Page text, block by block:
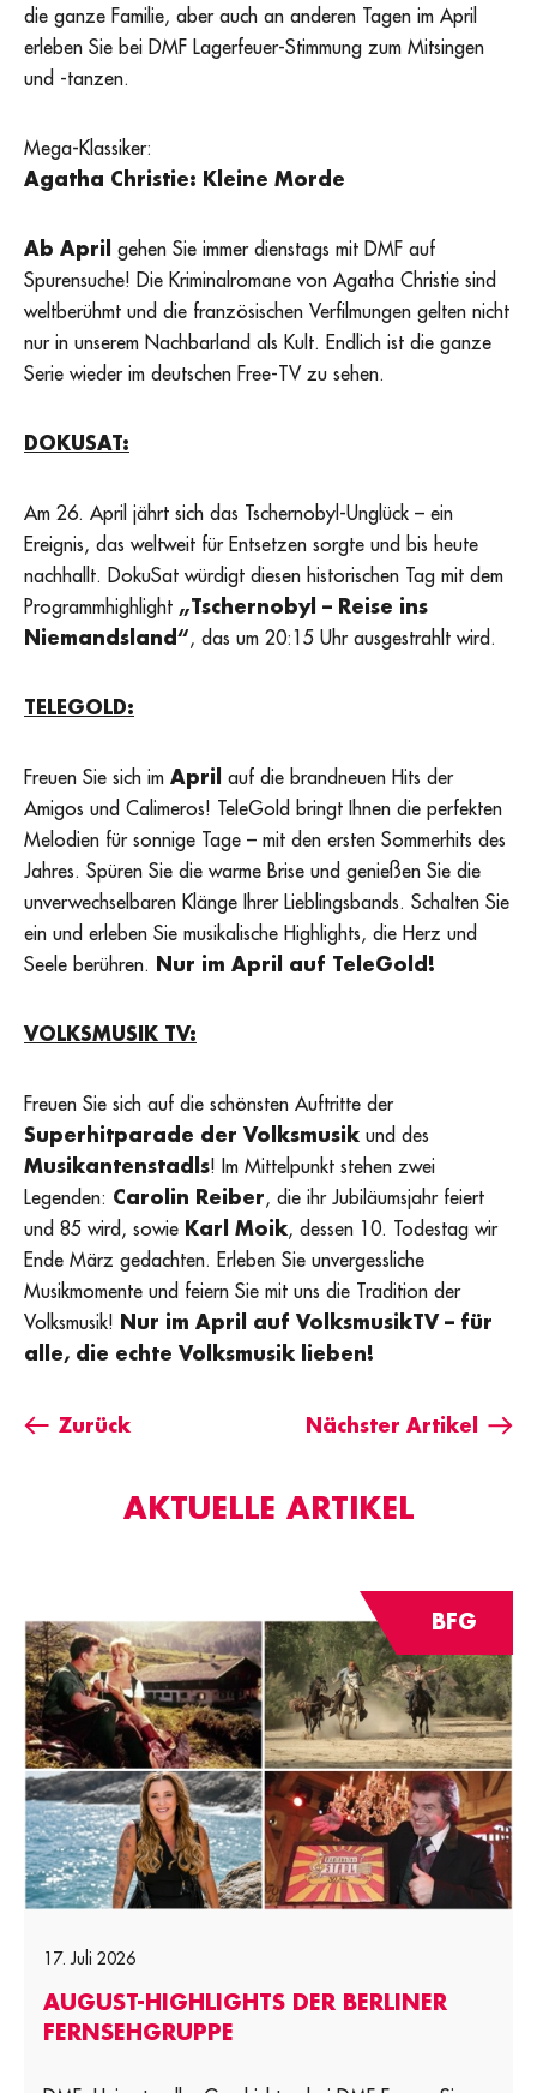
die ganze Familie, aber auch an anderen Tagen im April
erleben Sie bei DMF Lagerfeuer-Stimmung zum Mitsingen
und -tanzen.
Mega-Klassiker:
Agatha Christie: Kleine Morde
Ab April
gehen Sie immer dienstags mit DMF auf
Spurensuche! Die Kriminalromane von Agatha Christie sind
weltberühmt und die französischen Verfilmungen gelten nicht
nur in unserem Nachbarland als Kult. Endlich ist die ganze
Serie wieder im deutschen Free-TV zu sehen.
DOKUSAT:
Am 26. April jährt sich das Tschernobyl-Unglück – ein
Ereignis, das weltweit für Entsetzen sorgte und bis heute
nachhallt. DokuSat würdigt diesen historischen Tag mit dem
Programmhighlight „Tschernobyl – Reise ins
Niemandsland“, das um 20:15 Uhr ausgestrahlt wird.
TELEGOLD:
Freuen Sie sich im April auf die brandneuen Hits der
Amigos und Calimeros! TeleGold bringt Ihnen die perfekten
Melodien für sonnige Tage – mit den ersten Sommerhits des
Jahres. Spüren Sie die warme Brise und genießen Sie die
unverwechselbaren Klänge Ihrer Lieblingsbands. Schalten Sie
ein und erleben Sie musikalische Highlights, die Herz und
Seele berühren.
Nur im April auf TeleGold!
VOLKSMUSIK TV:
Freuen Sie sich auf die schönsten Auftritte der
Superhitparade der Volksmusik und des
Musikantenstadls! Im Mittelpunkt stehen zwei
Legenden: Carolin Reiber, die ihr Jubiläumsjahr feiert
und 85 wird, sowie Karl Moik, dessen 10. Todestag wir
Ende März gedachten. Erleben Sie unvergessliche
Musikmomente und feiern Sie mit uns die Tradition der
Volksmusik!
Nur im April auf VolksmusikTV – für
alle, die echte Volksmusik lieben!
Zurück Nächster Artikel
AKTUELLE ARTIKEL
BFG
17. Juli 2026
AUGUST-HIGHLIGHTS DER BERLINER
FERNSEHGRUPPE